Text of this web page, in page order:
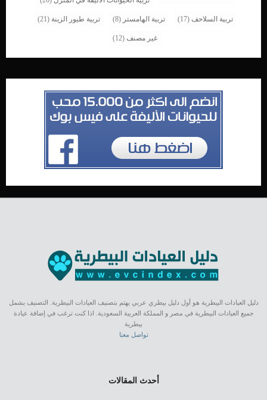
تربية السلاحف (17) تربية الهامستر (8) تربية طيور الزينة (21)
غير مصنف (12)
دليل العيادات البيطرية هو أول دليل بيطري عربي يهتم بتصنيف العيادات البيطرية. التصنيف يشمل
جميع العيادات البيطرية في مصر و المملكة العربية السعودية. اذا كنت ترغب في إضافة عيادة
بيطرية
تواصل معنا
أحدث المقالات